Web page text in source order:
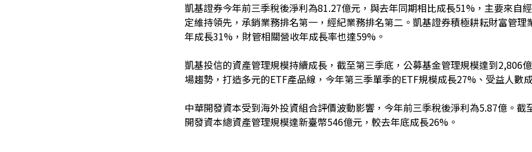
凱基證券今年前三季稅後淨利為81.27億元，與去年同期相比成長51%，主要來自
定維持領先，承銷業務排名第一，經紀業務排名第二。凱基證券積極耕耘財富管
年成長31%，財管相關營收年成長率也達59%。
凱基投信的資產管理規模持續成長，截至第三季底，公募基金管理規模達到2,806
場趨勢，打造多元的ETF產品線，今年第三季單季的ETF規模成長27%、受益人數
中華開發資本受到海外投資組合評價波動影響，今年前三季稅後淨利為5.87億。
開發資本總資產管理規模達新臺幣546億元，較去年底成長26%。